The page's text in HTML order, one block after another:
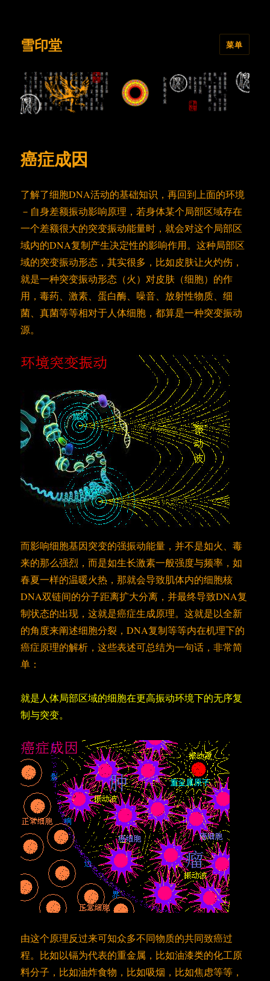
雪印堂 菜单
癌症成因
了解了细胞DNA活动的基础知识，再回到上面的环境
－自身差额振动影响原理，若身体某个局部区域存在
一个差额很大的突变振动能量时，就会对这个局部区
域内的DNA复制产生决定性的影响作用。这种局部区
域的突变振动形态，其实很多，比如皮肤让火灼伤，
就是一种突变振动形态（火）对皮肤（细胞）的作
用，毒药、激素、蛋白酶、噪音、放射性物质、细
菌、真菌等等相对于人体细胞，都算是一种突变振动
源。
而影响细胞基因突变的强振动能量，并不是如火、毒
来的那么强烈，而是如生长激素一般强度与频率，如
春夏一样的温暖火热，那就会导致肌体内的细胞核
DNA双链间的分子距离扩大分离，并最终导致DNA复
制状态的出现，这就是癌症生成原理。这就是以全新
的角度来阐述细胞分裂，DNA复制等等内在机理下的
癌症原理的解析，这些表述可总结为一句话，非常简
单：
就是人体局部区域的细胞在更高振动环境下的无序复
制与突变。
由这个原理反过来可知众多不同物质的共同致癌过
程。比如以镉为代表的重金属，比如油漆类的化工原
料分子，比如油炸食物，比如吸烟，比如焦虑等等，